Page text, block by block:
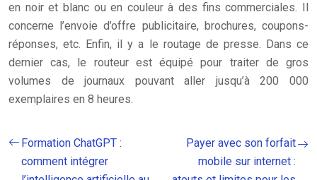
en noir et blanc ou en couleur à des fins commerciales. Il
concerne l’envoie d’offre publicitaire, brochures, coupons-
réponses, etc. Enfin, il y a le routage de presse. Dans ce
dernier cas, le routeur est équipé pour traiter de gros
volumes de journaux pouvant aller jusqu’à 200 000
exemplaires en 8 heures.
Formation ChatGPT :
comment intégrer
Payer avec son forfait
mobile sur internet :